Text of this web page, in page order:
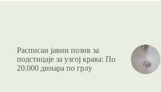
Расписан јавни позив за
подстицаје за узгој крава: По
20.000 динара по грлу